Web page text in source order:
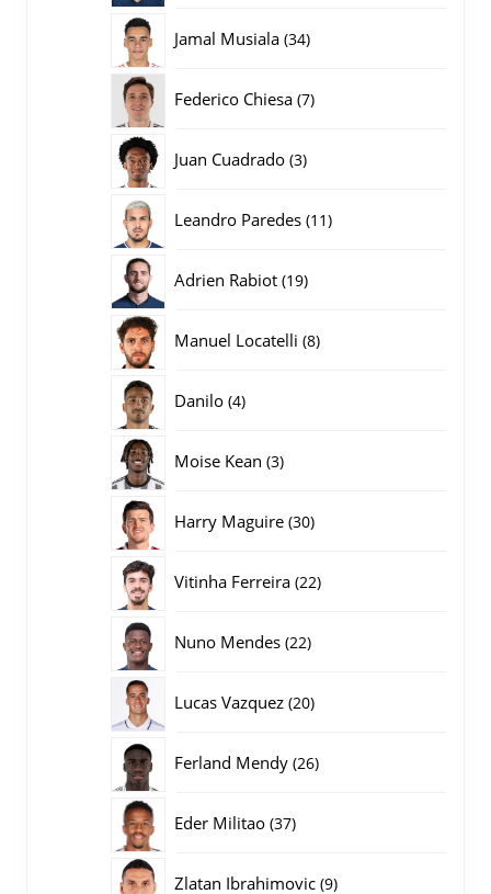
Jamal Musiala 3434
Federico Chiesa 77
Juan Cuadrado 33
Leandro Paredes 1111
Adrien Rabiot 1919
Manuel Locatelli 88
Danilo 44
Moise Kean 33
Harry Maguire 3030
Vitinha Ferreira 2222
Nuno Mendes 2222
Lucas Vazquez 2020
Ferland Mendy 2626
Eder Militao 3737
Zlatan Ibrahimovic 99